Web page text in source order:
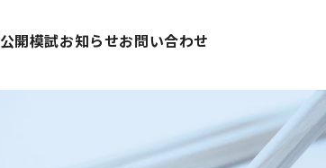
公開模試お知らせお問い合わせ